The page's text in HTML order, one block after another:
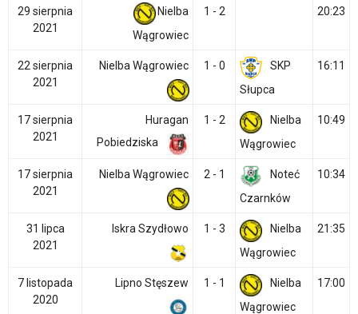
29 sierpnia
2021
Nielba
Wągrowiec
1 - 2 20:23
22 sierpnia
2021
Nielba Wągrowiec 1 - 0
SKP
Słupca
16:11
17 sierpnia
2021
Huragan
Pobiedziska
1 - 2
Nielba
Wągrowiec
10:49
17 sierpnia
2021
Nielba Wągrowiec 2 - 1
Noteć
Czarnków
10:34
31 lipca
2021
Iskra Szydłowo 1 - 3
Nielba
Wągrowiec
21:35
7 listopada
2020
Lipno Stęszew 1 - 1
Nielba
Wągrowiec
17:00